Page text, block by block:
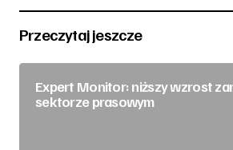
Przeczytaj jeszcze
Expert Monitor: niższy wzrost
sektorze prasowym